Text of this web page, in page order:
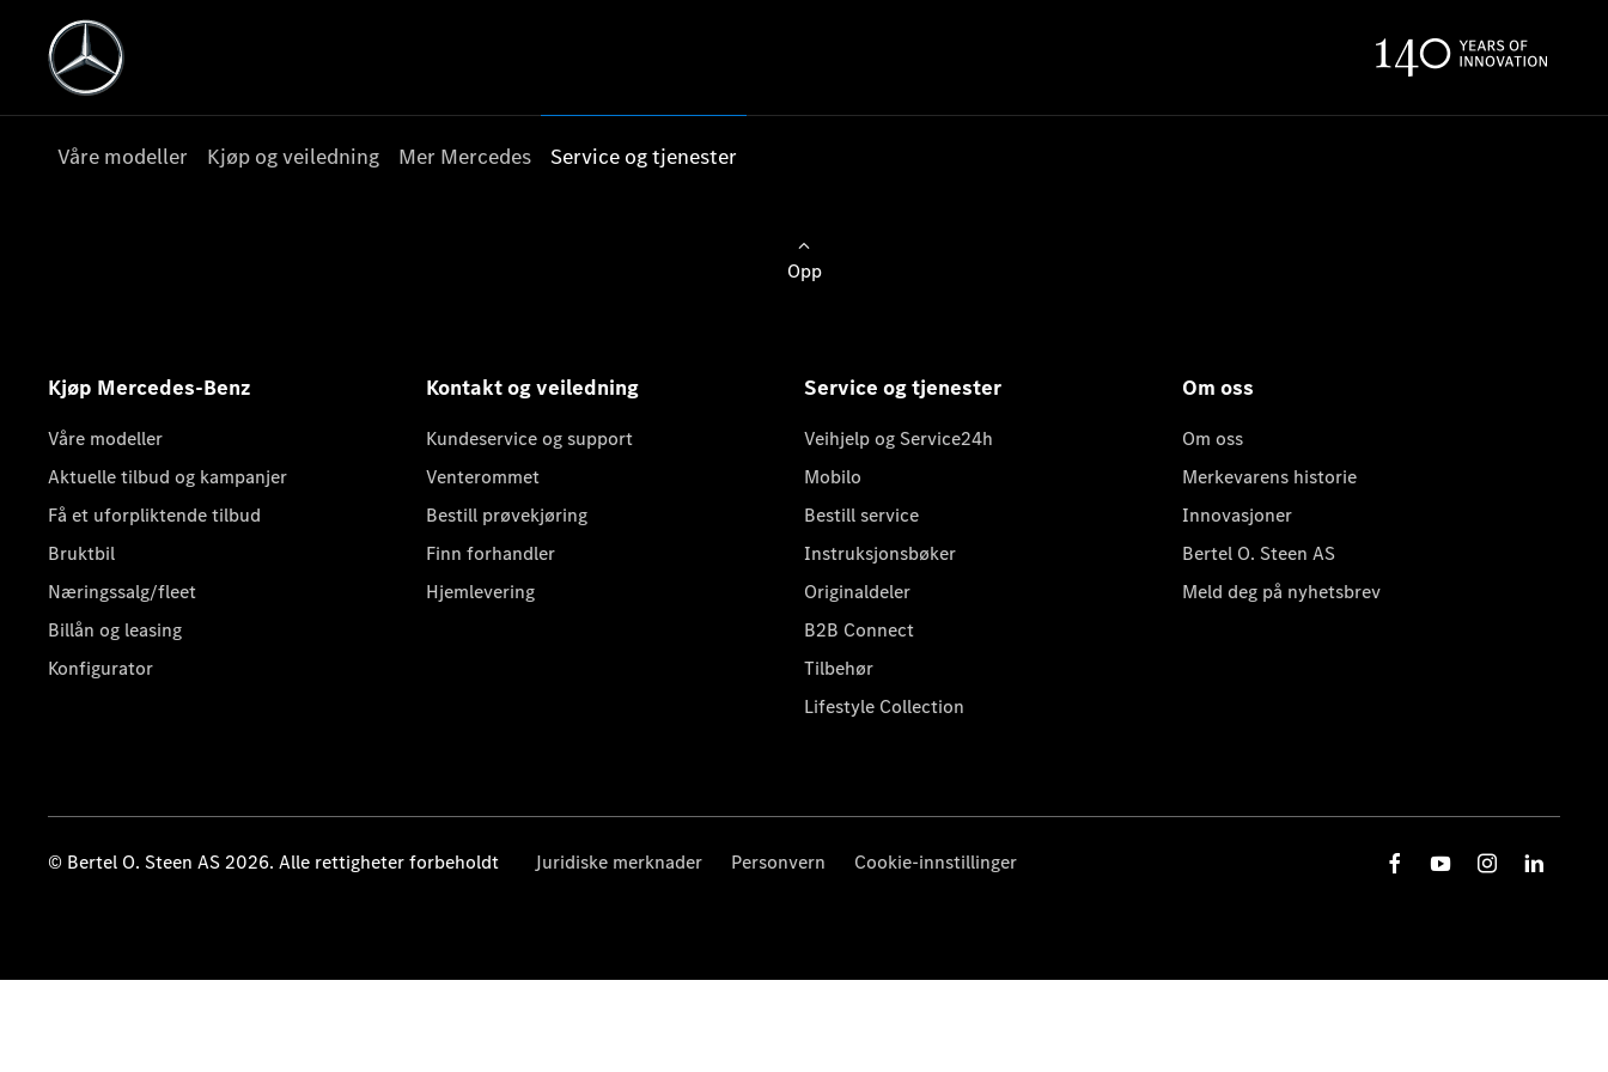
Våre modeller Kjøp og veiledning Mer Mercedes Service og tjenester
Opp
Kjøp Mercedes-Benz
Våre modeller
Aktuelle tilbud og kampanjer
Få et uforpliktende tilbud
Bruktbil
Næringssalg/fleet
Billån og leasing
Konfigurator
Kontakt og veiledning
Kundeservice og support
Venterommet
Bestill prøvekjøring
Finn forhandler
Hjemlevering
Service og tjenester
Veihjelp og Service24h
Mobilo
Bestill service
Instruksjonsbøker
Originaldeler
B2B Connect
Tilbehør
Lifestyle Collection
Om oss
Om oss
Merkevarens historie
Innovasjoner
Bertel O. Steen AS
Meld deg på nyhetsbrev
© Bertel O. Steen AS 2026. Alle rettigheter forbeholdt Juridiske merknader Personvern Cookie-innstillinger